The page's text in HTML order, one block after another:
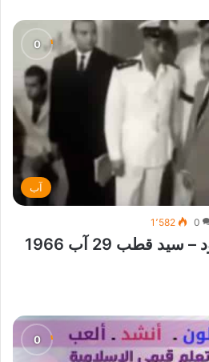
آب
0 1٬582
قطب 29 آب 1966